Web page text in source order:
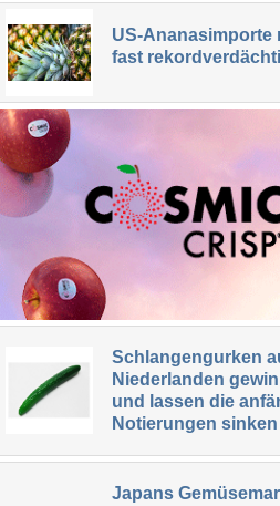
US-Ananasimporte
fast
Schlangengurken
Niederlanden
und lassen die
Notierungen sinken
Japans